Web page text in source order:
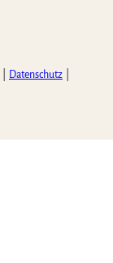
Datenschutz